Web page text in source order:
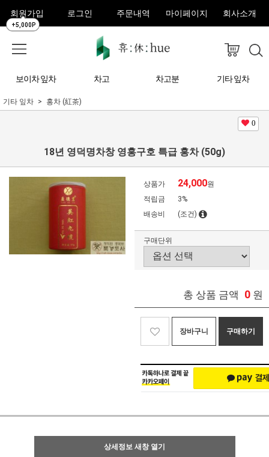
회원가입
+5,000P
로그인 주문내역 마이페이지 회사소개
보이차 잎차 차고 차고분 기타 잎차
기타 잎차 홍차 (紅茶)
0
18년 영덕명차창 영홍구호 특급 홍차 (50g)
상품가 24,000원
적립금
3%
배송비
(조건)
구매단위
총 상품 금액 0 원
장바구니 구매하기
상세정보 새창 열기